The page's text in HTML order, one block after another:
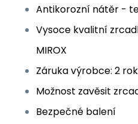
Antikorozní nátěr -
Vysoce kvalitní
MIROX
Záruka výrobce: 2
Možnost zavěsit
Bezpečné balení